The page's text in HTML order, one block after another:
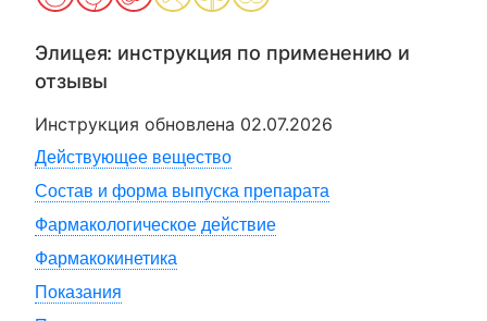
Элицея: инструкция по применению и
отзывы
Инструкция обновлена 02.07.2026
Действующее вещество
Состав и форма выпуска препарата
Фармакологическое действие
Фармакокинетика
Показания